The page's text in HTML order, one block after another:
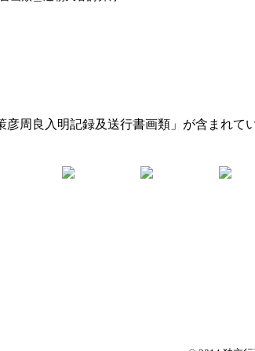
周良入明記録及送行書画類」が含まれてい